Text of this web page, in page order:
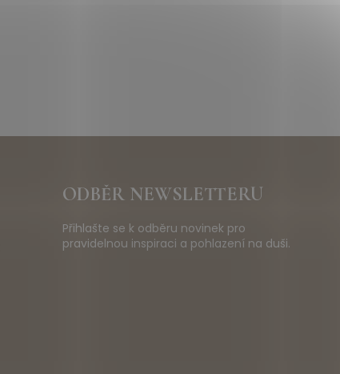
ODBĚR NEWSLETTERU
Přihlašte se k odběru novinek pro
pravidelnou inspiraci a pohlazení na duši.